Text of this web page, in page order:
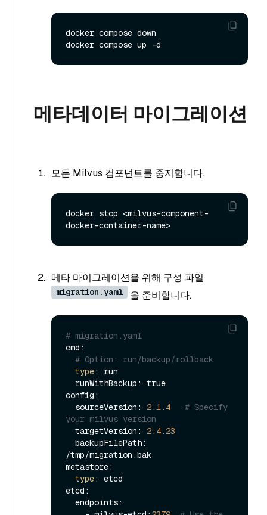
docker compose down
메타데이터 마이그레이션
모든 Milvus 컴포넌트를 중지합니다.
docker stop <milvus-component-
메타 마이그레이션을 위해 구성 파일
migration.yaml 을 준비합니다.
# migration.yaml
cmd:
# Option: run/backup/rollback
type: run
config:
  sourceVersion:
2.1.4
# Specify
your milvus version
  targetVersion:
2.4.23
/tmp/migration.bak
metastore:
type: etcd
etcd: